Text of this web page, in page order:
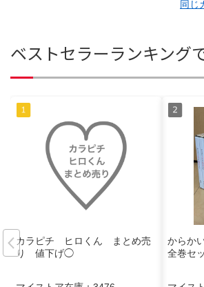
同じ
ベストセラーランキング
カラピチ ヒロくん まとめ売
り 値下げ◯
からか
全巻セ